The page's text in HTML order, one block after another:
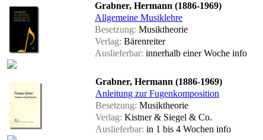
Grabner, Hermann (1886-1969)
Allgemeine Musiklehre
Besetzung: Musiktheorie
Verlag: Bärenreiter
Auslieferbar: innerhalb einer Woche info
Grabner, Hermann (1886-1969)
Anleitung zur Fugenkomposition
Besetzung: Musiktheorie
Verlag: Kistner & Siegel & Co.
Auslieferbar: in 1 bis 4 Wochen info